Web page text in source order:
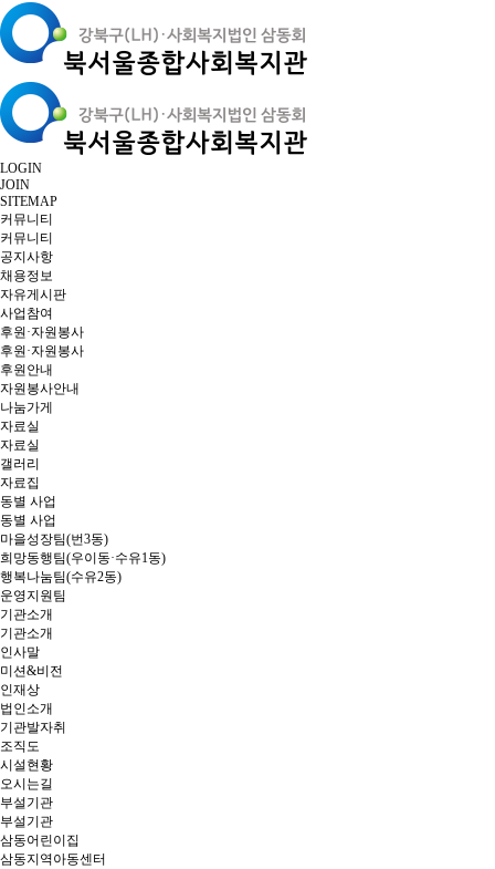
LOGIN
JOIN
SITEMAP
커뮤니티
커뮤니티
공지사항
채용정보
자유게시판
사업참여
후원·자원봉사
후원·자원봉사
후원안내
자원봉사안내
나눔가게
자료실
자료실
갤러리
자료집
동별 사업
동별 사업
마을성장팀(번3동)
희망동행팀(우이동·수유1동)
행복나눔팀(수유2동)
운영지원팀
기관소개
기관소개
인사말
미션&비전
인재상
법인소개
기관발자취
조직도
시설현황
오시는길
부설기관
부설기관
삼동어린이집
삼동지역아동센터